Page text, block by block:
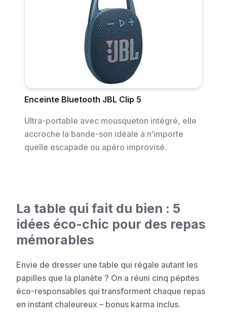
Enceinte Bluetooth JBL Clip 5
Ultra-portable avec mousqueton intégré, elle
accroche la bande-son idéale à n’importe
quelle escapade ou apéro improvisé.
La table qui fait du bien : 5
idées éco-chic pour des repas
mémorables
Envie de dresser une table qui régale autant les
papilles que la planète ? On a réuni cinq pépites
éco-responsables qui transforment chaque repas
en instant chaleureux – bonus karma inclus.